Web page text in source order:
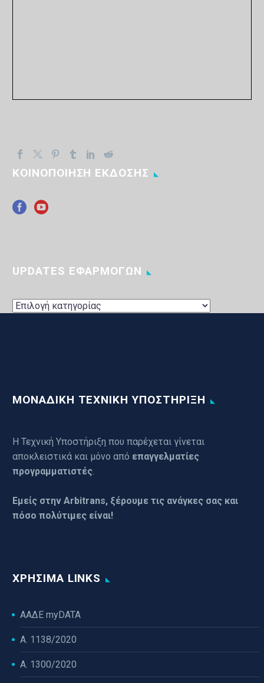
ΚΟΙΝΟΠΟΙΗΣΗ ΕΚΔΟΣΗΣ
UPDATES ΕΦΑΡΜΟΓΩΝ
UPDATES
ΜΟΝΑΔΙΚΗ ΤΕΧΝΙΚΗ ΥΠΟΣΤΗΡΙΞΗ
Η Τεχνική Υποστήριξη που παρέχεται γίνεται
αποκλειστικά και μόνο από επαγγελματίες
προγραμματιστές.
Εμείς στην Arbitrans, ξέρουμε τις ανάγκες σας και
πόσο πολύτιμες είναι!
ΧΡΉΣΙΜΑ LINKS
ΑΑΔΕ myDATA
Α. 1138/2020
Α. 1300/2020